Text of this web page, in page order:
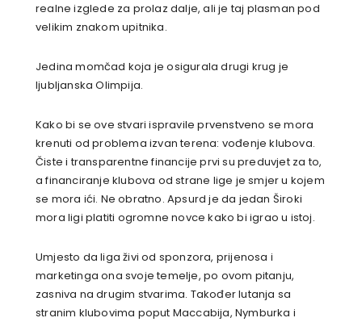
realne izglede za prolaz dalje, ali je taj plasman pod
velikim znakom upitnika.
Jedina momčad koja je osigurala drugi krug je
ljubljanska Olimpija.
Kako bi se ove stvari ispravile prvenstveno se mora
krenuti od problema izvan terena: vođenje klubova.
Čiste i transparentne financije prvi su preduvjet za to,
a financiranje klubova od strane lige je smjer u kojem
se mora ići. Ne obratno. Apsurd je da jedan Široki
mora ligi platiti ogromne novce kako bi igrao u istoj.
Umjesto da liga živi od sponzora, prijenosa i
marketinga ona svoje temelje, po ovom pitanju,
zasniva na drugim stvarima. Također lutanja sa
stranim klubovima poput Maccabija, Nymburka i